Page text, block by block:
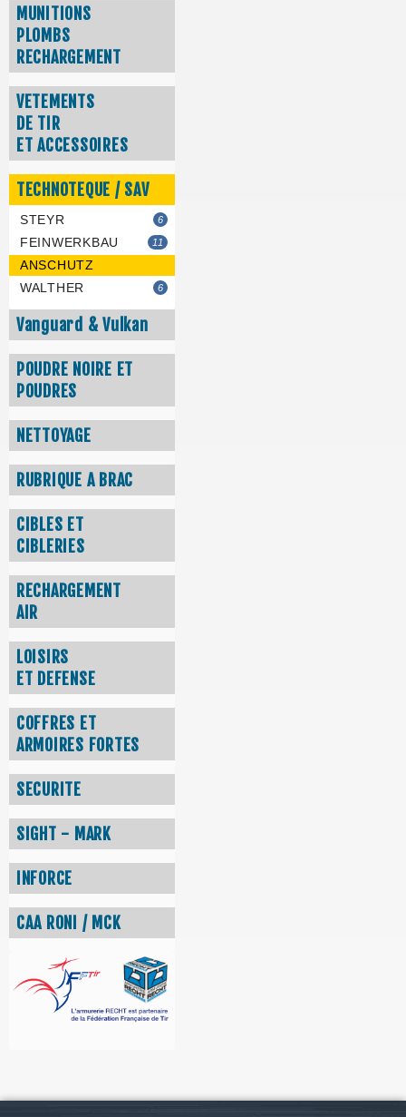
MUNITIONS
PLOMBS
RECHARGEMENT
VETEMENTS
DE TIR
ET ACCESSOIRES
TECHNOTEQUE / SAV
STEYR 6
FEINWERKBAU 11
ANSCHUTZ
WALTHER
6
Vanguard & Vulkan
POUDRE NOIRE ET
POUDRES
NETTOYAGE
RUBRIQUE A BRAC
CIBLES ET
CIBLERIES
RECHARGEMENT
AIR
LOISIRS
ET DEFENSE
COFFRES ET
ARMOIRES FORTES
SECURITE
SIGHT - MARK
INFORCE
CAA RONI / MCK